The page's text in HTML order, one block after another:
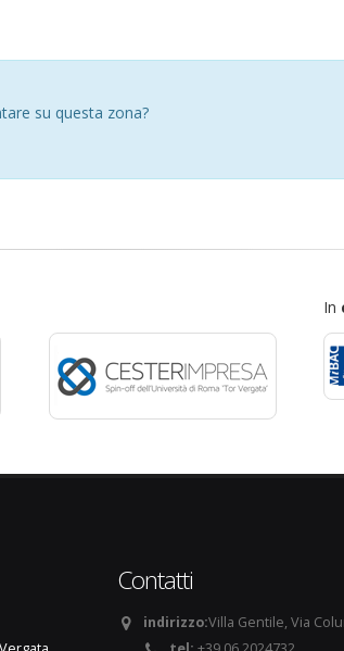
su questa zona?
In
Contatti
indirizzo:Villa Gentile, Via